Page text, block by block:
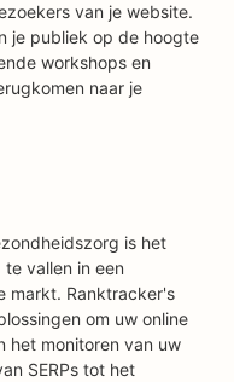
van je website.
je publiek op de hoogte
workshops en
naar je
is het
vallen in een
markt. Ranktracker's
om uw online
het monitoren van uw
SERPs tot het